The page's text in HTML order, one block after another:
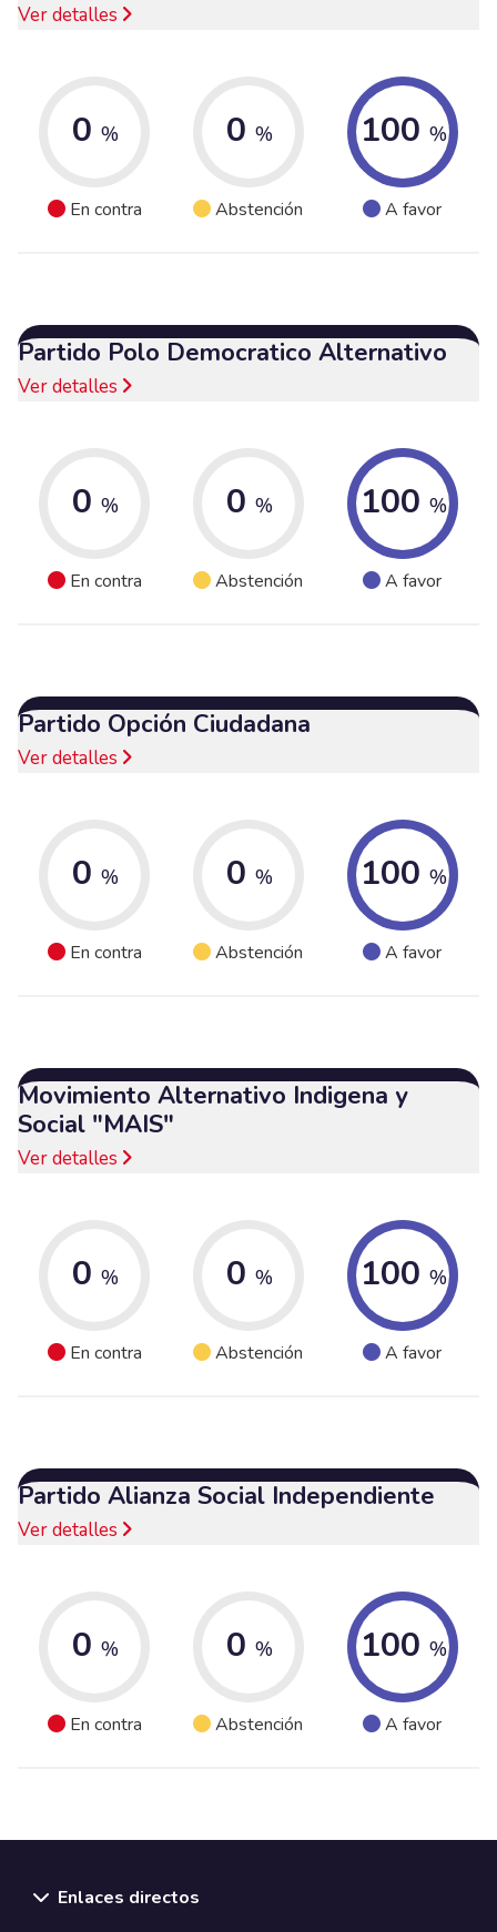
Ver detalles
0 %
En contra
0 %
Abstención
100 %
A favor
Partido Polo Democratico Alternativo
Ver detalles
0 %
En contra
0 %
Abstención
100 %
A favor
Partido Opción Ciudadana
Ver detalles
0 %
En contra
0 %
Abstención
100 %
A favor
Movimiento Alternativo Indigena y
Social "MAIS"
Ver detalles
0 %
En contra
0 %
Abstención
100 %
A favor
Partido Alianza Social Independiente
Ver detalles
0 %
En contra
0 %
Abstención
100 %
A favor
Enlaces directos